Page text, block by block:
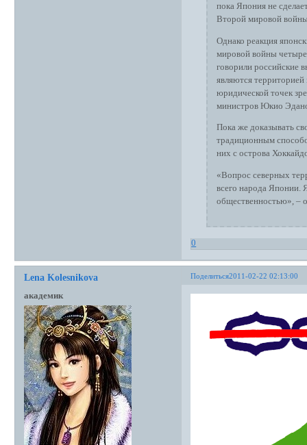
пока Япония не
Второй мировой
Однако реакция
мировой войны
говорили российские
являются
юридической точек
министров Юкио
Пока же доказывать
традиционным
них с острова
«Вопрос северных
всего народа Японии.
общественностью», –
0
Поделиться2011-02-22 02:13:00
Lena Kolesnikova
академик